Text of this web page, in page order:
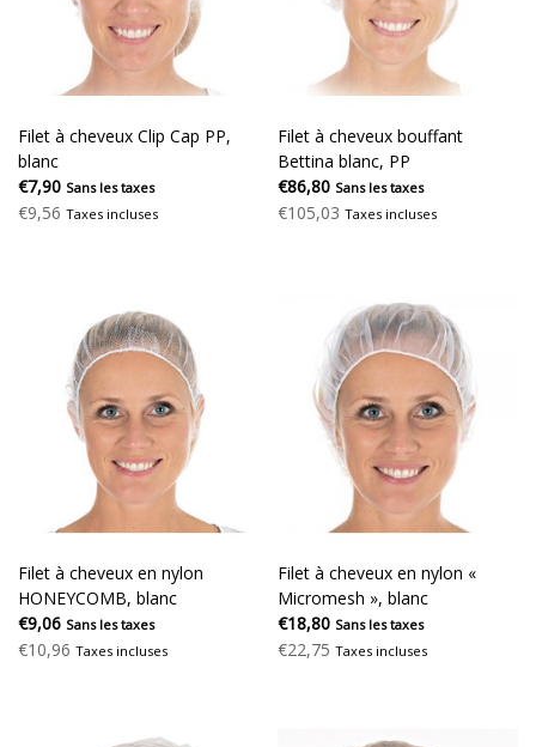
Filet à cheveux Clip Cap PP,
blanc
€7,90 Sans les taxes
€9,56 Taxes incluses
Filet à cheveux bouffant
Bettina blanc, PP
€86,80 Sans les taxes
€105,03 Taxes incluses
Filet à cheveux en nylon
HONEYCOMB, blanc
€9,06 Sans les taxes
€10,96 Taxes incluses
Filet à cheveux en nylon «
Micromesh », blanc
€18,80 Sans les taxes
€22,75 Taxes incluses